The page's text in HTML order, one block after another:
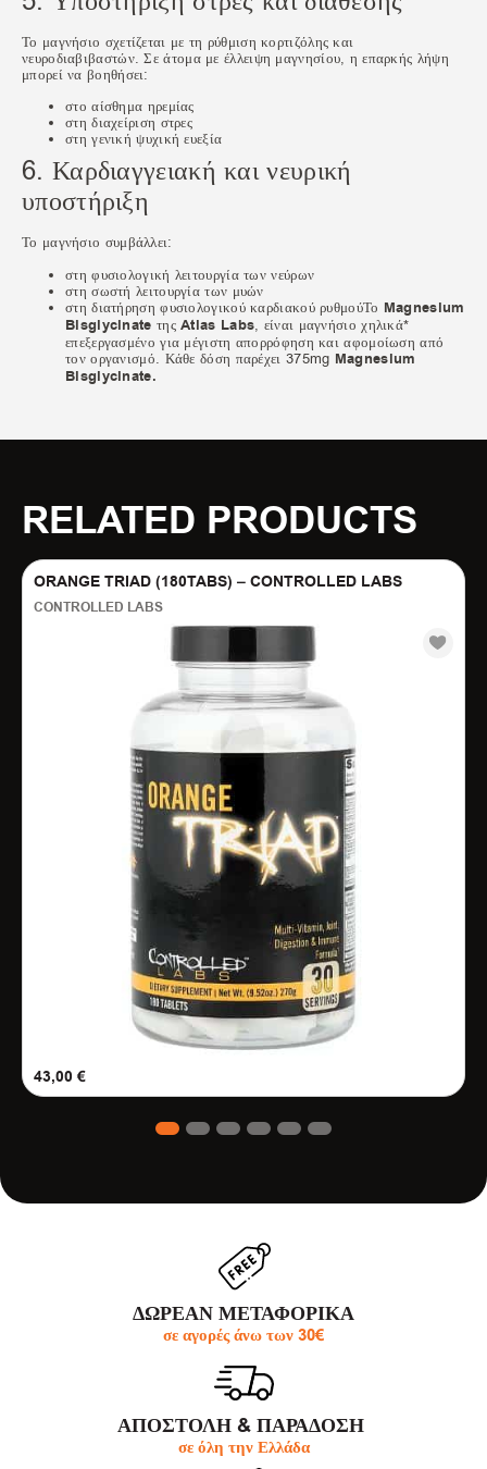
Το μαγνήσιο σχετίζεται με τη ρύθμιση κορτιζόλης και
νευροδιαβιβαστών. Σε άτομα με έλλειψη μαγνησίου, η επαρκής λήψη
μπορεί να βοηθήσει:
στο αίσθημα ηρεμίας
στη διαχείριση στρες
στη γενική ψυχική ευεξία
6. Καρδιαγγειακή και νευρική
υποστήριξη
Το μαγνήσιο συμβάλλει:
στη φυσιολογική λειτουργία των νεύρων
στη σωστή λειτουργία των μυών
στη διατήρηση φυσιολογικού καρδιακού ρυθμούΤο Magnesium
Bisglycinate τηςAtlas Labs, είναι μαγνήσιο χηλικά*
επεξεργασμένο για μέγιστη απορρόφηση και αφομοίωση από
τον οργανισμό. Κάθε δόση παρέχει 375mg Magnesium
Bisglycinate.
RELATED PRODUCTS
ORANGE TRIAD (180TABS) – CONTROLLED LABS
CONTROLLED LABS
43,00 €
3 4 5 6
ΔΩΡΕΑΝ ΜΕΤΑΦΟΡΙΚΑ
σε αγορές άνω των 30€
ΑΠΟΣΤΟΛΗ & ΠΑΡΆΔΟΣΗ
σε όλη την Ελλάδα